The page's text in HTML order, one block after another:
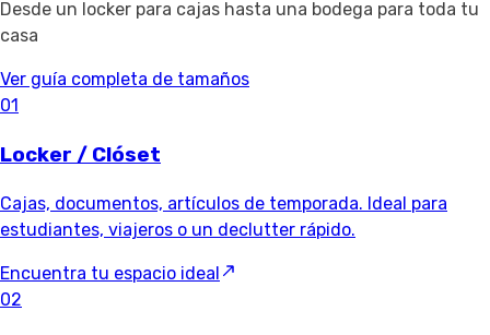
Desde un locker para cajas hasta una bodega para toda tu
casa
Ver guía completa de tamaños
01
Locker / Clóset
Cajas, documentos, artículos de temporada. Ideal para
estudiantes, viajeros o un declutter rápido.
Encuentra tu espacio ideal
02